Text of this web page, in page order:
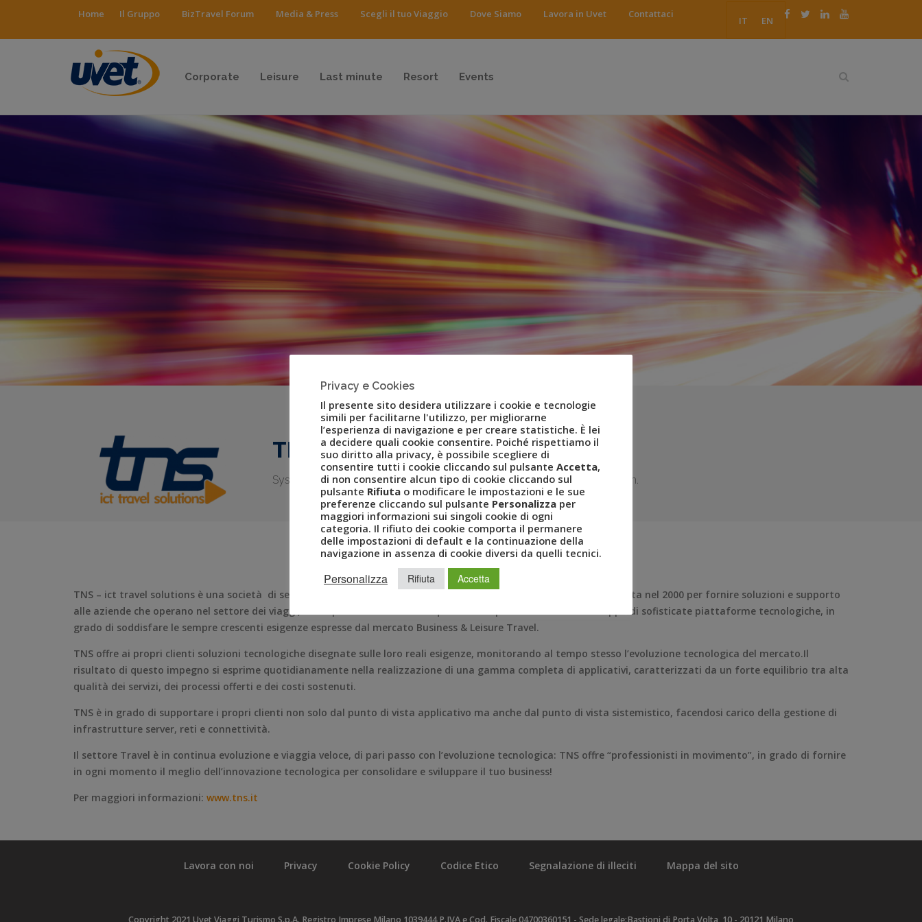
IT EN
Home Il Gruppo BizTravel Forum Media & Press Scegli il tuo Viaggio Dove Siamo Lavora in Uvet Contattaci
Corporate Leisure Last minute Resort Events
TNS – ICT Travel Solutions
System integrator con know how specifico nelle interactive travel solution.
TNS – ict travel solutions è una società di servizi operante nell’Information & Communication Technology. Costituita nel 2000 per fornire soluzioni e supporto
alle aziende che operano nel settore dei viaggi, è composta da un team di qualificati esperti dedicato allo sviluppo di sofisticate piattaforme tecnologiche, in
grado di soddisfare le sempre crescenti esigenze espresse dal mercato Business & Leisure Travel.
TNS offre ai propri clienti soluzioni tecnologiche disegnate sulle loro reali esigenze, monitorando al tempo stesso l’evoluzione tecnologica del mercato.Il
risultato di questo impegno si esprime quotidianamente nella realizzazione di una gamma completa di applicativi, caratterizzati da un forte equilibrio tra alta
qualità dei servizi, dei processi offerti e dei costi sostenuti.
TNS è in grado di supportare i propri clienti non solo dal punto di vista applicativo ma anche dal punto di vista sistemistico, facendosi carico della gestione di
infrastrutture server, reti e connettività.
Il settore Travel è in continua evoluzione e viaggia veloce, di pari passo con l’evoluzione tecnologica: TNS offre “professionisti in movimento”, in grado di fornire
in ogni momento il meglio dell’innovazione tecnologica per consolidare e sviluppare il tuo business!
Per maggiori informazioni: www.tns.it
Lavora con noi Privacy Cookie Policy Codice Etico Segnalazione di illeciti Mappa del sito
Copyright 2021 Uvet Viaggi Turismo S.p.A. Registro Imprese Milano 1039444 P.IVA e Cod. Fiscale 04700360151 - Sede legale:Bastioni di Porta Volta, 10 - 20121 Milano
Privacy e Cookies
Il presente sito desidera utilizzare i cookie e tecnologie
simili per facilitarne l'utilizzo, per migliorarne
l’esperienza di navigazione e per creare statistiche. È lei
a decidere quali cookie consentire. Poiché rispettiamo il
suo diritto alla privacy, è possibile scegliere di
consentire tutti i cookie cliccando sul pulsante Accetta,
di non consentire alcun tipo di cookie cliccando sul
pulsante Rifiuta o modificare le impostazioni e le sue
preferenze cliccando sul pulsante Personalizza per
maggiori informazioni sui singoli cookie di ogni
categoria. Il rifiuto dei cookie comporta il permanere
delle impostazioni di default e la continuazione della
navigazione in assenza di cookie diversi da quelli tecnici.
Personalizza Rifiuta Accetta